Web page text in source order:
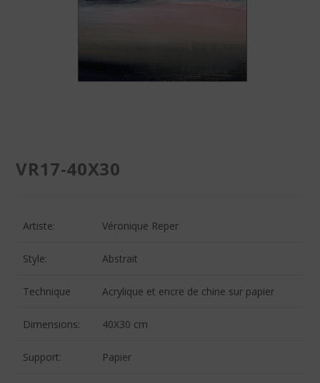
VR17-40X30
Artiste: Véronique Reper
Style: Abstrait
Technique Acrylique et encre de chine sur papier
Dimensions: 40X30 cm
Support: Papier